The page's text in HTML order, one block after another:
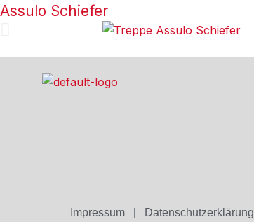
Assulo Schiefer
Impressum Datenschutzerklärung